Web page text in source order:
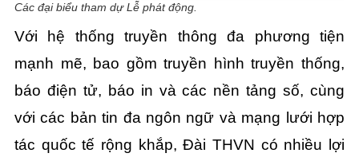
Các đại biểu tham dự Lễ phát động.
Với hệ thống truyền thông đa phương tiện
mạnh mẽ, bao gồm truyền hình truyền thống,
báo điện tử, báo in và các nền tảng số, cùng
với các bản tin đa ngôn ngữ và mạng lưới hợp
tác quốc tế rộng khắp, Đài THVN có nhiều lợi